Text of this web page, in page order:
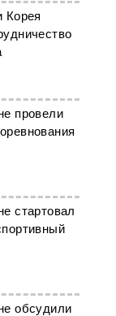
Корея
провели
стартовал
обсудили